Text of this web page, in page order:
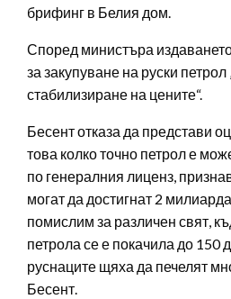
брифинг в Белия дом.
Според министъра
за закупуване на руски петрол
стабилизиране на цените“.
Бесент отказа да представи
това колко точно петрол е
по генералния лиценз,
могат да достигнат 2
помислим за различен свят,
петрола се е покачила до 150
руснаците щяха да печелят
Бесент.